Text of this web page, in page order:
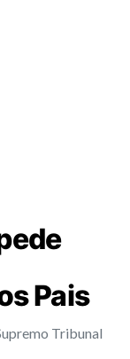
Pais
Tribunal